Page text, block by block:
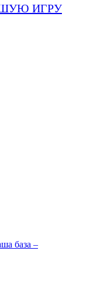
ИГРУ
база –